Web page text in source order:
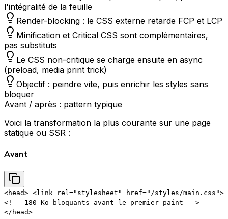
l'intégralité de la feuille
Render-blocking : le CSS externe retarde FCP et LCP
Minification et Critical CSS sont complémentaires,
pas substituts
Le CSS non-critique se charge ensuite en async
(preload, media print trick)
Objectif : peindre vite, puis enrichir les styles sans
bloquer
Avant / après : pattern typique
Voici la transformation la plus courante sur une page
statique ou SSR :
Avant
<head> <link rel="stylesheet" href="/styles/main.css">
<!-- 180 Ko bloquants avant le premier paint -->
</head>